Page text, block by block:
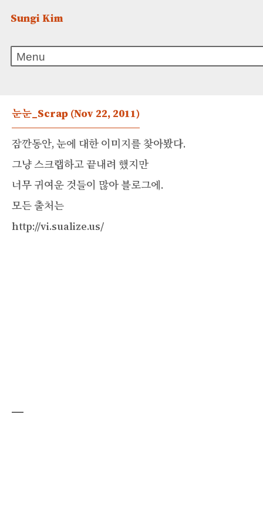
Sungi Kim
눈눈_Scrap (Nov 22, 2011)
잠깐동안, 눈에 대한 이미지를 찾아봤다.
그냥 스크랩하고 끝내려 했지만
너무 귀여운 것들이 많아 블로그에.
모든 출처는
http://vi.sualize.us/